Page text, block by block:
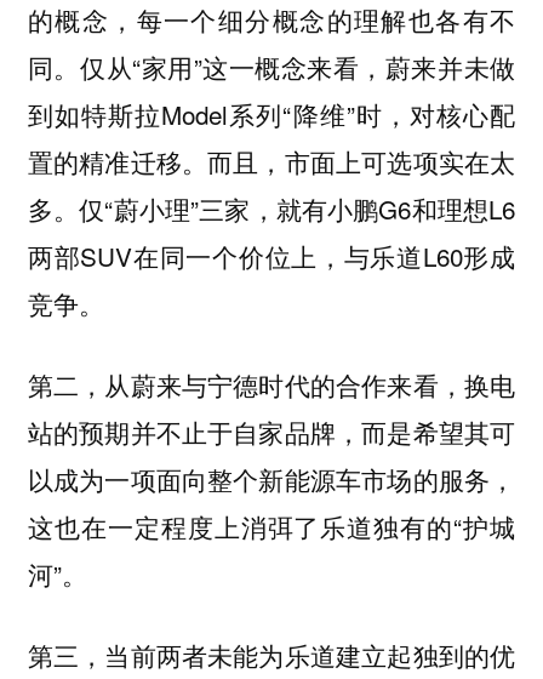
的概念，每一个细分概念的理解也各有不
同。仅从“家用”这一概念来看，蔚来并未做
到如特斯拉Model系列“降维”时，对核心配
置的精准迁移。而且，市面上可选项实在太
多。仅“蔚小理”三家，就有小鹏G6和理想L6
两部SUV在同一个价位上，与乐道L60形成
竞争。
第二，从蔚来与宁德时代的合作来看，换电
站的预期并不止于自家品牌，而是希望其可
以成为一项面向整个新能源车市场的服务，
这也在一定程度上消弭了乐道独有的“护城
河”。
第三，当前两者未能为乐道建立起独到的优